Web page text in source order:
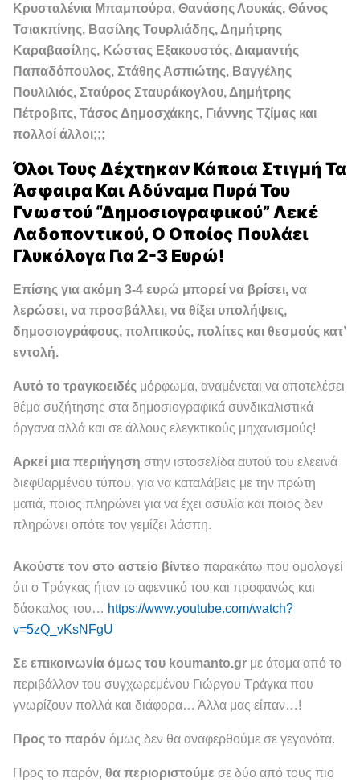
Κρυσταλένια Μπαμπούρα, Θανάσης Λουκάς, Θάνος
Τσιακπίνης, Βασίλης Τουρλιάδης, Δημήτρης
Καραβασίλης, Κώστας Εξακουστός, Διαμαντής
Παπαδόπουλος, Στάθης Ασπιώτης, Βαγγέλης
Πουλιλιός, Σταύρος Σταυράκογλου, Δημήτρης
Πέτροβιτς, Τάσος Δημοσχάκης, Γιάννης Τζίμας και
πολλοί άλλοι;;;
Όλοι Τους Δέχτηκαν Κάποια Στιγμή Τα
Άσφαιρα Και Αδύναμα Πυρά Του
Γνωστού “δημοσιογραφικού” Λεκέ
Λαδοποντικού, Ο Οποίος Πουλάει
Γλυκόλογα Για 2-3 Ευρώ!
Επίσης για ακόμη 3-4 ευρώ μπορεί να βρίσει, να
λερώσει, να προσβάλλει, να θίξει υπολήψεις,
δημοσιογράφους, πολιτικούς, πολίτες και θεσμούς κατ’
εντολή.
Αυτό το τραγκοειδές μόρφωμα, αναμένεται να αποτελέσει
θέμα συζήτησης στα δημοσιογραφικά συνδικαλιστικά
όργανα αλλά και σε άλλους ελεγκτικούς μηχανισμούς!
Αρκεί μια περιήγηση στην ιστοσελίδα αυτού του ελεεινά
διεφθαρμένου τύπου, για να καταλάβεις με την πρώτη
ματιά, ποιος πληρώνει για να έχει ασυλία και ποιος δεν
πληρώνει οπότε τον γεμίζει λάσπη.
Ακούστε τον στο αστείο βίντεο παρακάτω που ομολογεί
ότι ο Τράγκας ήταν το αφεντικό του και προφανώς και
δάσκαλος του… https://www.youtube.com/watch?
v=5zQ_vKsNFgU
Σε επικοινωνία όμως του koumanto.gr με άτομα από το
περιβάλλον του συγχωρεμένου Γιώργου Τράγκα που
γνωρίζουν πολλά και διάφορα… Άλλα μας είπαν…!
Προς το παρόν όμως δεν θα αναφερθούμε σε γεγονότα.
Προς το παρόν, θα περιοριστούμε σε δύο από τους πιο